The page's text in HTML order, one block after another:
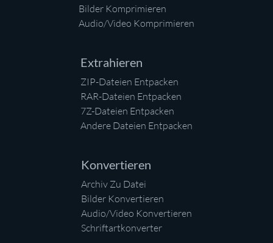
Bilder Komprimieren
Audio/Video Komprimieren
Extrahieren
ZIP-Dateien Entpacken
RAR-Dateien Entpacken
7Z-Dateien Entpacken
Andere Dateien Entpacken
Konvertieren
Archiv Zu Datei
Bilder Konvertieren
Audio/Video Konvertieren
Schriftartkonverter